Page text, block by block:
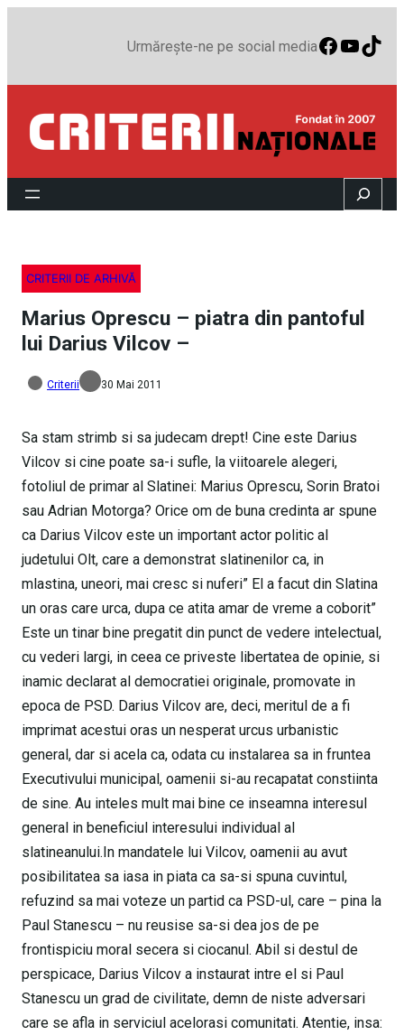
Urmărește-ne pe social media
Search
CRITERII DE ARHIVĂ
Marius Oprescu – piatra din pantoful
lui Darius Vilcov –
Criterii 30 Mai 2011
Sa stam strimb si sa judecam drept! Cine este Darius
Vilcov si cine poate sa-i sufle, la viitoarele alegeri,
fotoliul de primar al Slatinei: Marius Oprescu, Sorin Bratoi
sau Adrian Motorga? Orice om de buna credinta ar spune
ca Darius Vilcov este un important actor politic al
judetului Olt, care a demonstrat slatinenilor ca, in
mlastina, uneori, mai cresc si nuferi” El a facut din Slatina
un oras care urca, dupa ce atita amar de vreme a coborit”
Este un tinar bine pregatit din punct de vedere intelectual,
cu vederi largi, in ceea ce priveste libertatea de opinie, si
inamic declarat al democratiei originale, promovate in
epoca de PSD. Darius Vilcov are, deci, meritul de a fi
imprimat acestui oras un nesperat urcus urbanistic
general, dar si acela ca, odata cu instalarea sa in fruntea
Executivului municipal, oamenii si-au recapatat constiinta
de sine. Au inteles mult mai bine ce inseamna interesul
general in beneficiul interesului individual al
slatineanului.In mandatele lui Vilcov, oamenii au avut
posibilitatea sa iasa in piata ca sa-si spuna cuvintul,
refuzind sa mai voteze un partid ca PSD-ul, care – pina la
Paul Stanescu – nu reusise sa-si dea jos de pe
frontispiciu moral secera si ciocanul. Abil si destul de
perspicace, Darius Vilcov a instaurat intre el si Paul
Stanescu un grad de civilitate, demn de niste adversari
care se afla in serviciul acelorasi comunitati. Atentie, insa: